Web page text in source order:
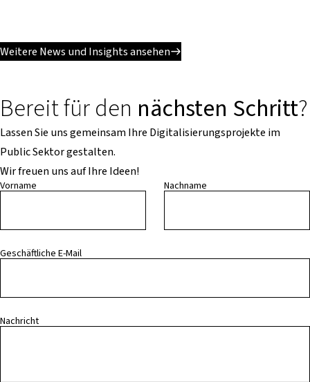
Weitere News und Insights ansehen
Bereit für den nächsten Schritt?
Lassen Sie uns gemeinsam Ihre Digitalisierungsprojekte im
Public Sektor gestalten.
Wir freuen uns auf Ihre Ideen!
Vorname Nachname
Geschäftliche E-Mail
Nachricht